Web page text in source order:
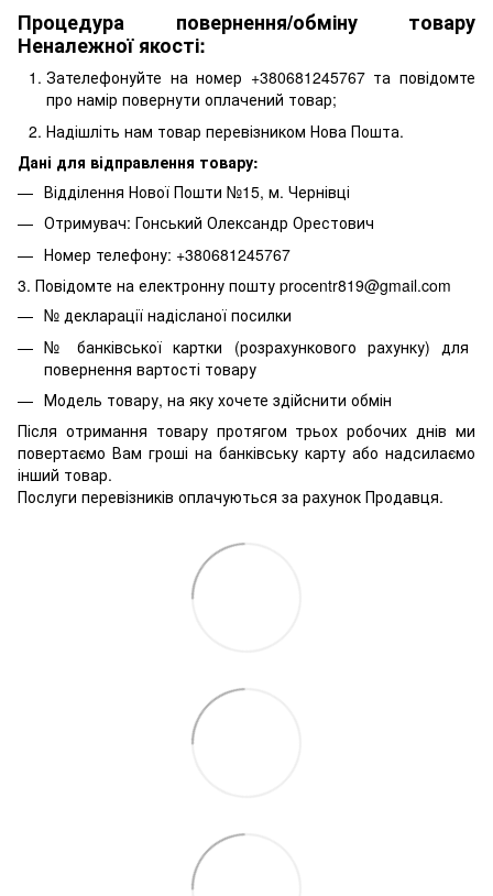
Процедура повернення/обміну товару
Неналежної якості:
Зателефонуйте на номер +380681245767 та повідомте
про намір повернути оплачений товар;
Надішліть нам товар перевізником Нова Пошта.
Дані для відправлення товару:
Відділення Нової Пошти №15, м. Чернівці
Отримувач: Гонський Олександр Орестович
Номер телефону: +380681245767
3. Повідомте на електронну пошту procentr819@gmail.com
№ декларації надісланої посилки
№ банківської картки (розрахункового рахунку) для
повернення вартості товару
Модель товару, на яку хочете здійснити обмін
Після отримання товару протягом трьох робочих днів ми
повертаємо Вам гроші на банківську карту або надсилаємо
інший товар.
Послуги перевізників оплачуються за рахунок Продавця.